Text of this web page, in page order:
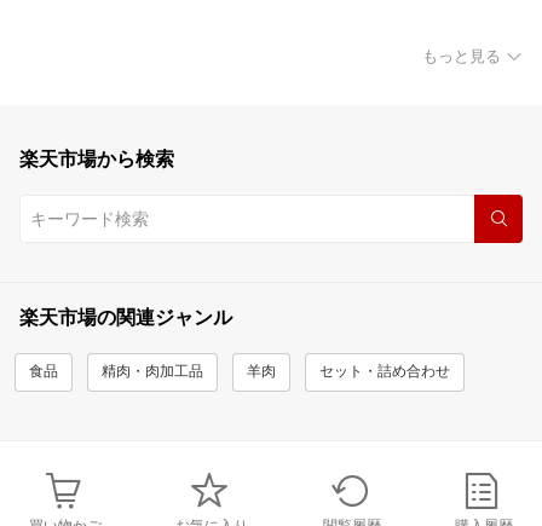
もっと見る
楽天市場から検索
楽天市場の関連ジャンル
食品 精肉・肉加工品 羊肉 セット・詰め合わせ